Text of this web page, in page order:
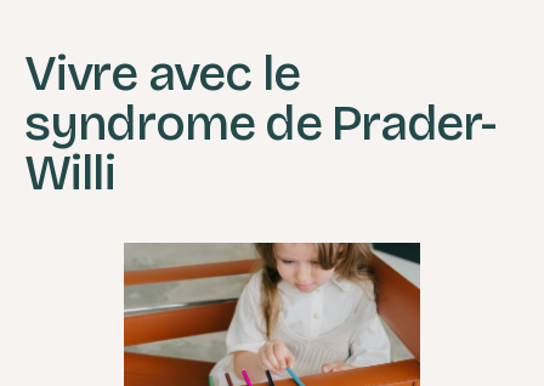
Vivre avec le
syndrome de Prader-
Willi